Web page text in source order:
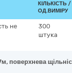
КІЛЬКІСТЬ /
ОД.ВИМІРУ
не
300
штука
поверхнева